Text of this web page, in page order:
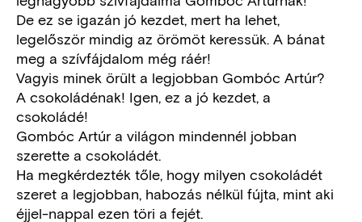
De ez se igazán jó kezdet, mert ha lehet,
legelőször mindig az örömöt keressük. A bánat
meg a szívfájdalom még ráér!
Vagyis minek örült a legjobban Gombóc Artúr?
A csokoládénak! Igen, ez a jó kezdet, a
csokoládé!
Gombóc Artúr a világon mindennél jobban
szerette a csokoládét.
Ha megkérdezték tőle, hogy milyen csokoládét
szeret a legjobban, habozás nélkül fújta, mint aki
éjjel-nappal ezen töri a fejét.